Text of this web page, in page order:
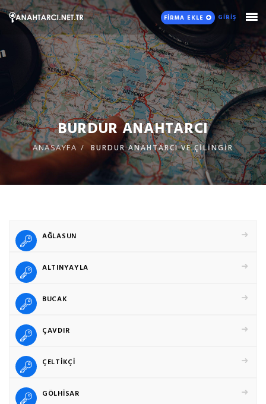
FİRMA EKLE GİRİŞ
BURDUR ANAHTARCI
ANASAYFA BURDUR ANAHTARCI VE ÇİLİNGİR
AĞLASUN
ALTINYAYLA
BUCAK
ÇAVDIR
ÇELTİKÇİ
GÖLHİSAR